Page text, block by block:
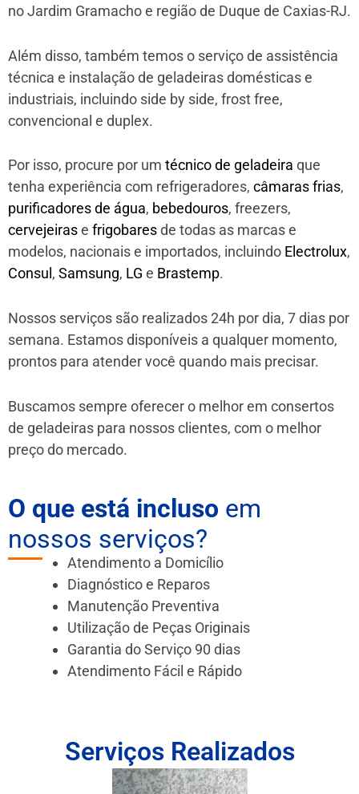
no Jardim Gramacho e região de Duque de Caxias-RJ.
Além disso, também temos o serviço de assistência
técnica e instalação de geladeiras domésticas e
industriais, incluindo side by side, frost free,
convencional e duplex.
Por isso, procure por um técnico de geladeira que
tenha experiência com refrigeradores, câmaras frias,
purificadores de água, bebedouros, freezers,
cervejeirase frigobaresde todas as marcas e
modelos, nacionais e importados, incluindo Electrolux,
Consul , Samsung, LG e Brastemp.
Nossos serviços são realizados 24h por dia, 7 dias por
semana. Estamos disponíveis a qualquer momento,
prontos para atender você quando mais precisar.
Buscamos sempre oferecer o melhor em consertos
de geladeiras para nossos clientes, com o melhor
preço do mercado.
O que está incluso em
nossos serviços?
Atendimento a Domicílio
Diagnóstico e Reparos
Manutenção Preventiva
Utilização de Peças Originais
Garantia do Serviço 90 dias
Atendimento Fácil e Rápido
Serviços Realizados